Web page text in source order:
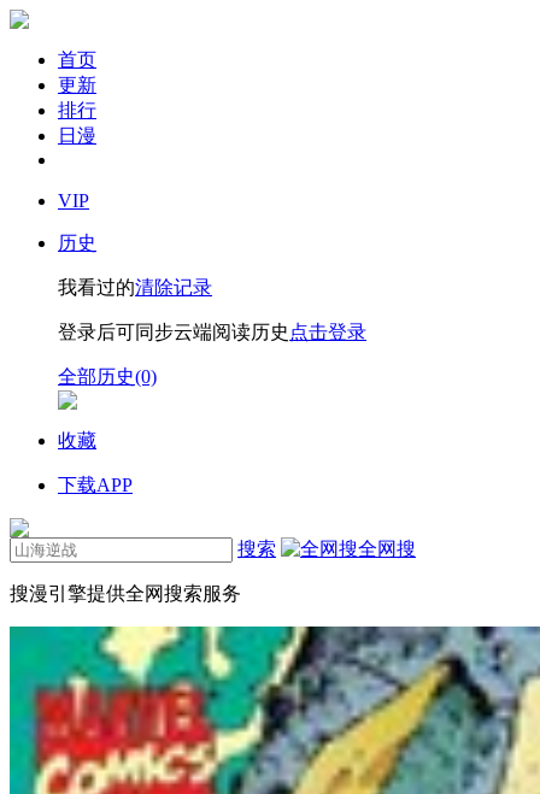
首页
更新
排行
日漫
VIP
历史
我看过的清除记录
登录后可同步云端阅读历史 点击登录
全部历史(0)
收藏
下载APP
搜索 全网搜
搜漫引擎提供全网搜索服务